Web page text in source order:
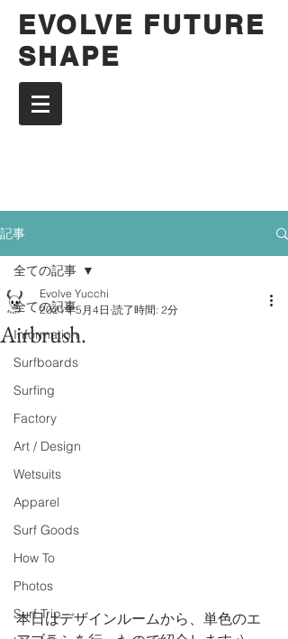
EVOLVE FUTURE
SHAPE
記事
全ての記事
Information
Surfboards
Surfing
Factory
Art / Design
Wetsuits
Apparel
Surf Goods
How To
Photos
Surf Trip
全ての記事
Airbrush.
Evolve Yucchi
2021年5月4日 読了時間: 2分
本日はデザインルームから、単色のエ